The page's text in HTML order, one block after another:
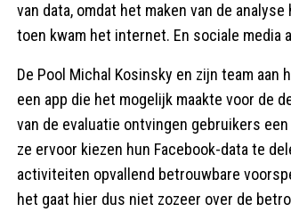
van data, omdat het maken van de
toen kwam het internet. En sociale media
De Pool Michal Kosinsky en zijn team
een app die het mogelijk maakte voor de
van de evaluatie ontvingen gebruikers
ze ervoor kiezen hun Facebook-data te
activiteiten opvallend betrouwbare
het gaat hier dus niet zozeer over de